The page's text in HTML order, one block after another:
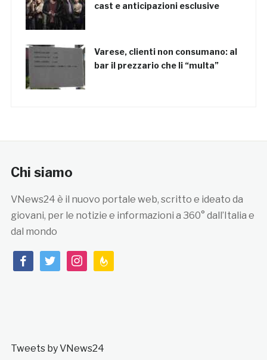
cast e anticipazioni esclusive
Varese, clienti non consumano: al
bar il prezzario che li “multa”
Chi siamo
VNews24 è il nuovo portale web, scritto e ideato da
giovani, per le notizie e informazioni a 360° dall’Italia e
dal mondo
facebooktwitterinstagramfeedburner
Tweets by VNews24